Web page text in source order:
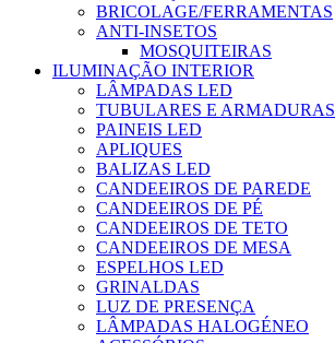
BRICOLAGE/FERRAMENTAS
ANTI-INSETOS
MOSQUITEIRAS
ILUMINAÇÃO INTERIOR
LÂMPADAS LED
TUBULARES E ARMADURAS
PAINEIS LED
APLIQUES
BALIZAS LED
CANDEEIROS DE PAREDE
CANDEEIROS DE PÉ
CANDEEIROS DE TETO
CANDEEIROS DE MESA
ESPELHOS LED
GRINALDAS
LUZ DE PRESENÇA
LÂMPADAS HALOGÉNEO